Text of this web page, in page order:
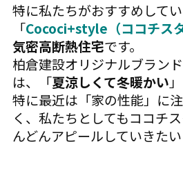
特に私たちがおすすめしてい
「Cococi+style（ココチスタ
気密高断熱住宅です。
柏倉建設オリジナルブラン
は、「夏涼しくて冬暖かい
特に最近は「家の性能」に
く、私たちとしてもココチ
んどんアピールしていきたい